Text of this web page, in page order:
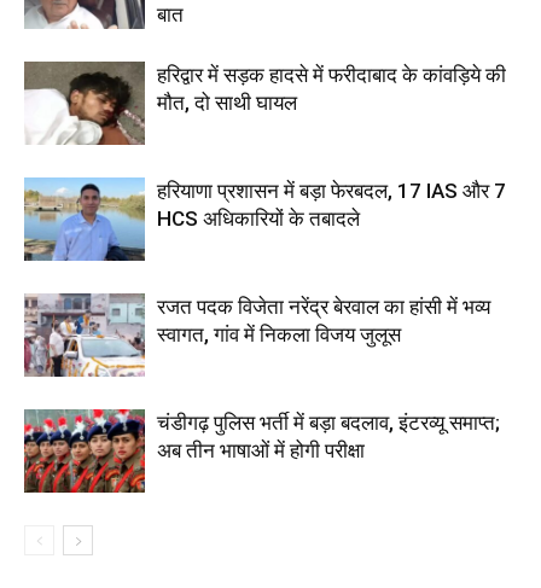
बात
हरिद्वार में सड़क हादसे में फरीदाबाद के कांवड़िये की
मौत, दो साथी घायल
हरियाणा प्रशासन में बड़ा फेरबदल, 17 IAS और 7
HCS अधिकारियों के तबादले
रजत पदक विजेता नरेंद्र बेरवाल का हांसी में भव्य
स्वागत, गांव में निकला विजय जुलूस
चंडीगढ़ पुलिस भर्ती में बड़ा बदलाव, इंटरव्यू समाप्त;
अब तीन भाषाओं में होगी परीक्षा